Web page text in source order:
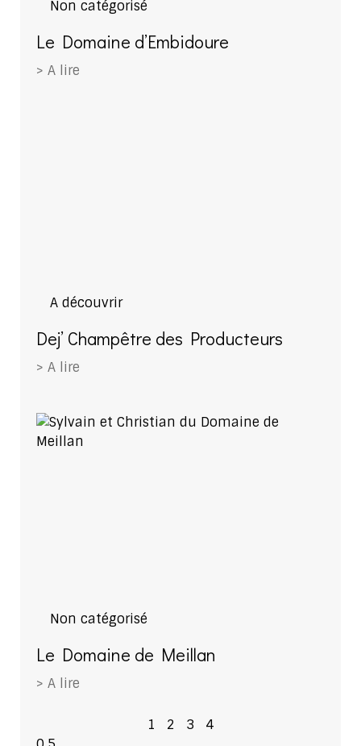
Non catégorisé
Le Domaine d’Embidoure
> A lire
A découvrir
Dej’ Champêtre des Producteurs
> A lire
Non catégorisé
Le Domaine de Meillan
> A lire
1 2 3 4